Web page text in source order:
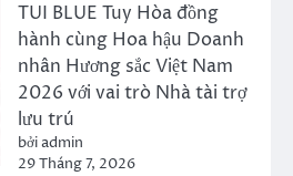
TUI BLUE Tuy Hòa đồng
hành cùng Hoa hậu Doanh
nhân Hương sắc Việt Nam
2026 với vai trò Nhà tài trợ
lưu trú
bởi admin
29 Tháng 7, 2026